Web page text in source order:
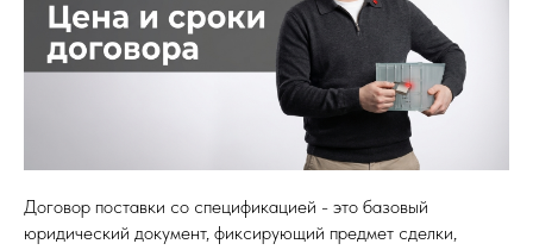
Договор поставки со спецификацией - это базовый
юридический документ, фиксирующий предмет сделки,